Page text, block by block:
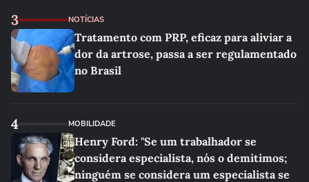
3 NOTÍCIAS
Tratamento com PRP, eficaz para aliviar a
dor da artrose, passa a ser regulamentado
no Brasil
4 MOBILIDADE
Henry Ford: "Se um trabalhador se
considera especialista, nós o demitimos;
ninguém se considera um especialista se